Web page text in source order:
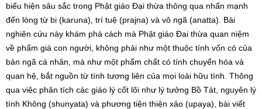
biểu hiện sâu sắc trong Phật giáo Đại thừa thông qua nhấn mạnh
đến lòng từ bi (karuna), trí tuệ (prajna) và vô ngã (anatta). Bài
nghiên cứu này khám phá cách mà Phật giáo Đại thừa quan niệm
về phẩm giá con người, không phải như một thuộc tính vốn có của
bản ngã cá nhân, mà như một phẩm chất có tính chuyển hóa và
quan hệ, bắt nguồn từ tính tương liên của mọi loài hữu tình. Thông
qua việc phân tích các giáo lý cốt lõi như lý tưởng Bồ Tát, nguyên lý
tính Không (shunyata) và phương tiện thiện xảo (upaya), bài viết